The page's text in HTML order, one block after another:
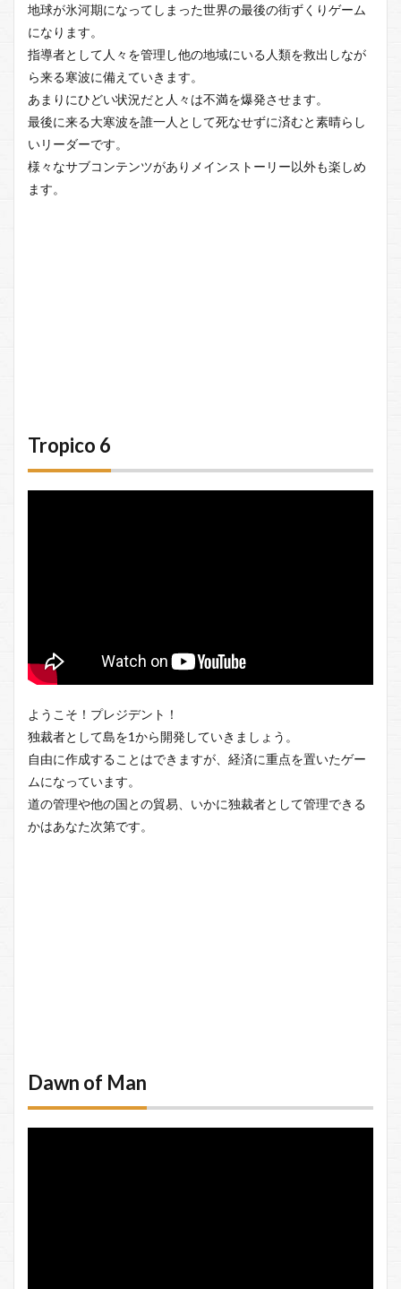
地球が氷河期になってしまった世界の最後の街ずくりゲーム
になります。
指導者として人々を管理し他の地域にいる人類を救出しなが
ら来る寒波に備えていきます。
あまりにひどい状況だと人々は不満を爆発させます。
最後に来る大寒波を誰一人として死なせずに済むと素晴らし
いリーダーです。
様々なサブコンテンツがありメインストーリー以外も楽しめ
ます。
Tropico 6
ようこそ！プレジデント！
独裁者として島を1から開発していきましょう。
自由に作成することはできますが、経済に重点を置いたゲー
ムになっています。
道の管理や他の国との貿易、いかに独裁者として管理できる
かはあなた次第です。
Dawn of Man